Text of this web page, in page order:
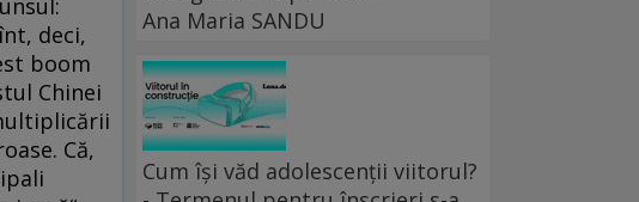
deci,
boom
Chinei
Că,
Ana Maria SANDU
Cum își văd adolescenții viitorul?